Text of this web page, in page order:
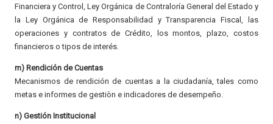
Financiera y Control, Ley Orgánica de Contraloría General del Estado y
la Ley Orgánica de Responsabilidad y Transparencia Fiscal, las
operaciones y contratos de Crédito, los montos, plazo, costos
financieros o tipos de interés.
m) Rendición de Cuentas
Mecanismos de rendición de cuentas a la ciudadanía, tales como
metas e informes de gestiòn e indicadores de desempeño.
n) Gestión Institucional